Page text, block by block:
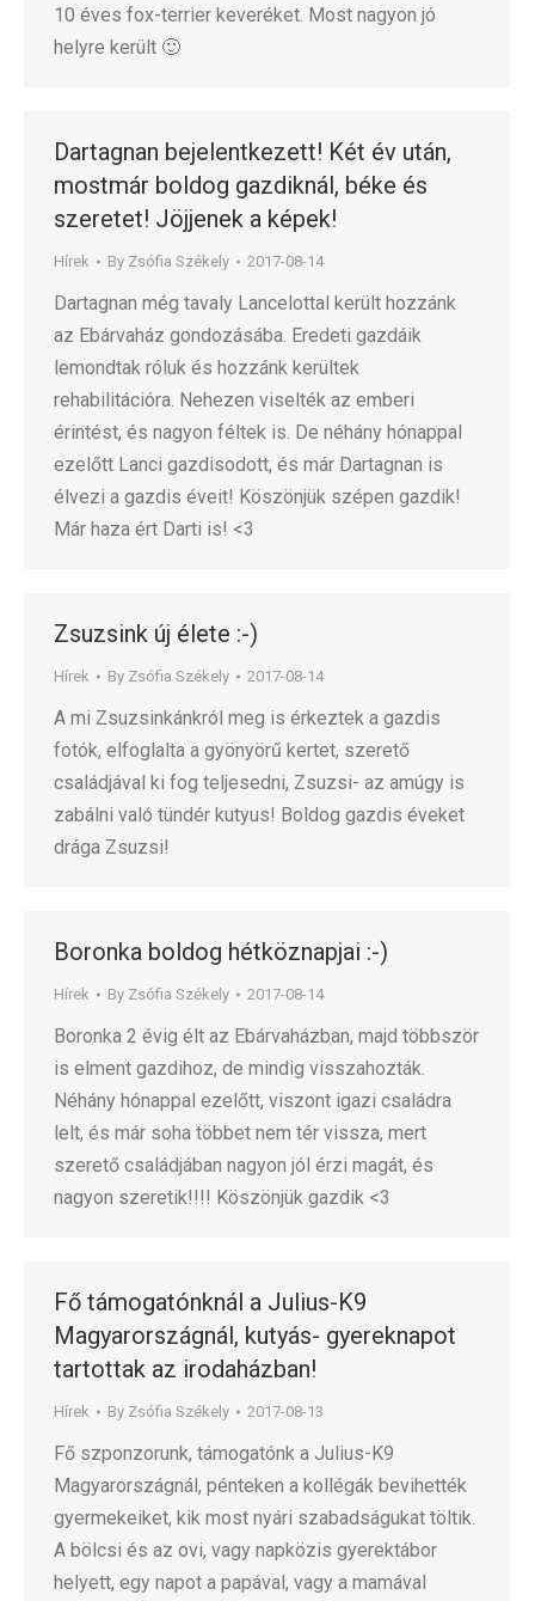
10 éves fox-terrier keveréket. Most nagyon jó
helyre került 🙂
Dartagnan bejelentkezett! Két év után,
mostmár boldog gazdiknál, béke és
szeretet! Jöjjenek a képek!
Hírek By Zsófia Székely 2017-08-14
Dartagnan még tavaly Lancelottal került hozzánk
az Ebárvaház gondozásába. Eredeti gazdáik
lemondtak róluk és hozzánk kerültek
rehabilitációra. Nehezen viselték az emberi
érintést, és nagyon féltek is. De néhány hónappal
ezelőtt Lanci gazdisodott, és már Dartagnan is
élvezi a gazdis éveit! Köszönjük szépen gazdik!
Már haza ért Darti is! <3
Zsuzsink új élete :-)
Hírek By Zsófia Székely 2017-08-14
A mi Zsuzsinkánkról meg is érkeztek a gazdis
fotók, elfoglalta a gyönyörű kertet, szerető
családjával ki fog teljesedni, Zsuzsi- az amúgy is
zabálni való tündér kutyus! Boldog gazdis éveket
drága Zsuzsi!
Boronka boldog hétköznapjai :-)
Hírek By Zsófia Székely 2017-08-14
Boronka 2 évig élt az Ebárvaházban, majd többször
is elment gazdihoz, de mindig visszahozták.
Néhány hónappal ezelőtt, viszont igazi családra
lelt, és már soha többet nem tér vissza, mert
szerető családjában nagyon jól érzi magát, és
nagyon szeretik!!!! Köszönjük gazdik <3
Fő támogatónknál a Julius-K9
Magyarországnál, kutyás- gyereknapot
tartottak az irodaházban!
Hírek By Zsófia Székely 2017-08-13
Fő szponzorunk, támogatónk a Julius-K9
Magyarországnál, pénteken a kollégák bevihették
gyermekeiket, kik most nyári szabadságukat töltik.
A bölcsi és az ovi, vagy napközis gyerektábor
helyett, egy napot a papával, vagy a mamával